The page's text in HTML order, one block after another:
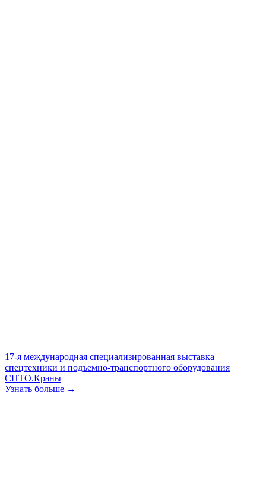
17-я международная специализированная выставка
спецтехники и подъемно-транспортного оборудования
СПТО.Краны
Узнать больше →